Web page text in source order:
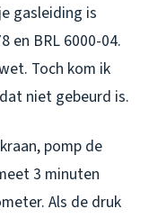
gasleiding is
en BRL 6000-04.
Toch kom ik
niet gebeurd is.
pomp de
3 minuten
Als de druk